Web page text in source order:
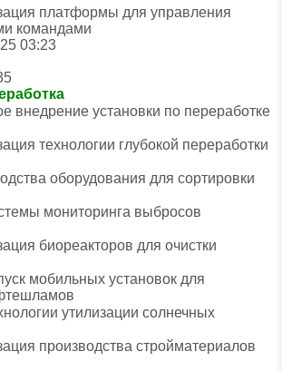
платформы для управления
командами
03:23
установки по переработке
технологии глубокой переработки
оборудования для сортировки
мониторинга выбросов
биореакторов для очистки
мобильных установок для
утилизации солнечных
производства стройматериалов